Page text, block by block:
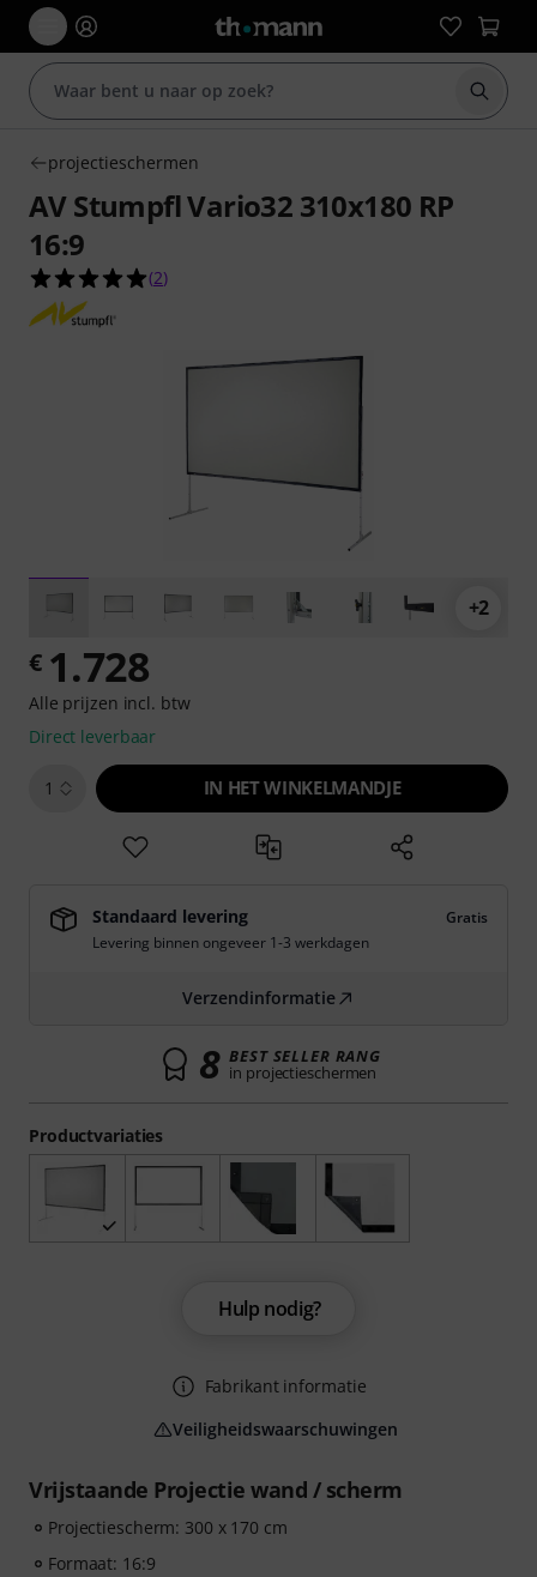
Zoek
projectieschermen
AV Stumpfl Vario32 310x180 RP
16:9
5.0 van de 5 sterren van 2 klantbeoordelingen
(2)
+2
Vrijstaande Projectie wand / scherm
Projectiescherm: 300 x 170 cm
Formaat: 16:9
Productvariaties
€ 1.728
Alle prijzen incl. btw
Direct leverbaar
1 IN HET WINKELMANDJE
Standaard levering
Gratis
Levering binnen ongeveer 1-3 werkdagen
Verzendinformatie
8 BEST SELLER RANG
in projectieschermen
Hulp nodig?
Fabrikant informatie
Veiligheidswaarschuwingen